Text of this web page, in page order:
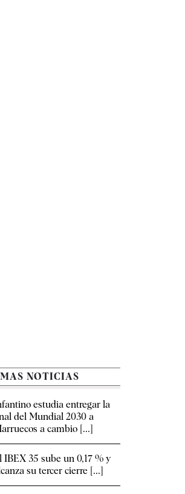
NOTICIAS
estudia entregar la
del Mundial 2030 a
a cambio [...]
IBEX 35 sube un 0,17 % y
su tercer cierre [...]